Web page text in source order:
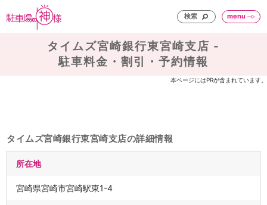
検索 menu
タイムズ宮崎銀行東宮崎支店 -
駐車料金・割引・予約情報
本ページにはPRが含まれています。
タイムズ宮崎銀行東宮崎支店の詳細情報
所在地
宮崎県宮崎市宮崎駅東1-4